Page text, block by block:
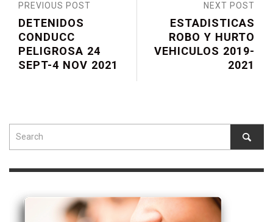
NEXT POST
ESTADISTICAS
ROBO Y HURTO
VEHICULOS 2019-
2021
PREVIOUS POST
DETENIDOS
CONDUCC
PELIGROSA 24
SEPT-4 NOV 2021